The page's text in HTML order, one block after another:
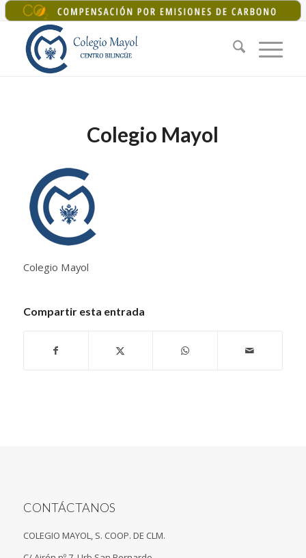
+34 925 22 07 33| colegiomayol@colegiomayol.es
Colegio Mayol
Colegio Mayol
Compartir esta entrada
CONTÁCTANOS
COLEGIO MAYOL, S. COOP. DE CLM.